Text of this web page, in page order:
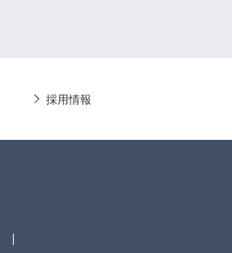
採用情報